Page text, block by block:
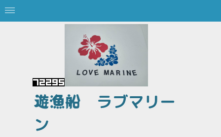
遊漁船
ラブマリー
ン